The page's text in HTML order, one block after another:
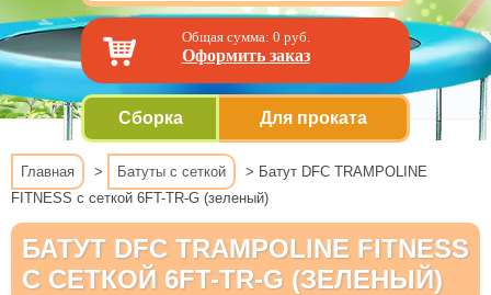
Общая сумма: 0 руб.
Оформить заказ
Сборка Для проката
Главная > Батуты с сеткой
> Батут DFC TRAMPOLINE
FITNESS с сеткой 6FT-TR-G (зеленый)
БАТУТ DFC TRAMPOLINE FITNESS
С СЕТКОЙ 6FT-TR-G (ЗЕЛЕНЫЙ)